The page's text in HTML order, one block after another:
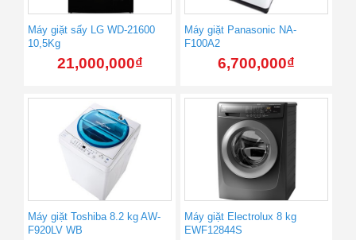
Máy giặt sấy LG WD-21600
10,5Kg
21,000,000₫
Máy giặt Panasonic NA-
F100A2
6,700,000₫
Máy giặt Toshiba 8.2 kg AW-
F920LV WB
Máy giặt Electrolux 8 kg
EWF12844S